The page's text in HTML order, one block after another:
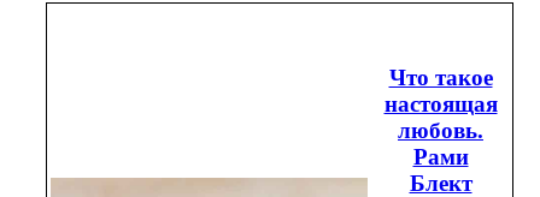
Что такое
настоящая
любовь.
Рами
Блект